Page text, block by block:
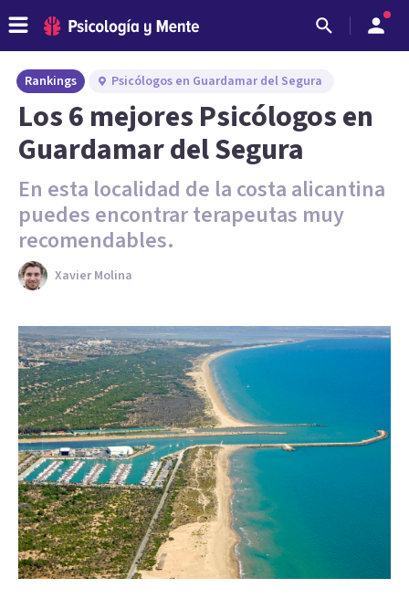
Rankings Psicólogos en Guardamar del Segura
Los 6 mejores Psicólogos en
Guardamar del Segura
En esta localidad de la costa alicantina
puedes encontrar terapeutas muy
recomendables.
Xavier Molina